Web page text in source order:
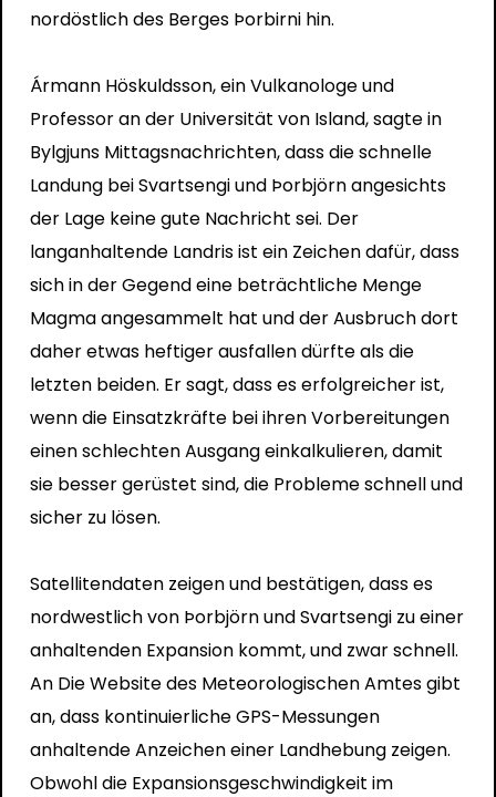
nordöstlich des Berges Þorbirni hin.
Ármann Höskuldsson, ein Vulkanologe und
Professor an der Universität von Island, sagte in
Bylgjuns Mittagsnachrichten, dass die schnelle
Landung bei Svartsengi und Þorbjörn angesichts
der Lage keine gute Nachricht sei. Der
langanhaltende Landris ist ein Zeichen dafür, dass
sich in der Gegend eine beträchtliche Menge
Magma angesammelt hat und der Ausbruch dort
daher etwas heftiger ausfallen dürfte als die
letzten beiden. Er sagt, dass es erfolgreicher ist,
wenn die Einsatzkräfte bei ihren Vorbereitungen
einen schlechten Ausgang einkalkulieren, damit
sie besser gerüstet sind, die Probleme schnell und
sicher zu lösen.
Satellitendaten zeigen und bestätigen, dass es
nordwestlich von Þorbjörn und Svartsengi zu einer
anhaltenden Expansion kommt, und zwar schnell.
An Die Website des Meteorologischen Amtesgibt
an, dass kontinuierliche GPS-Messungen
anhaltende Anzeichen einer Landhebung zeigen.
Obwohl die Expansionsgeschwindigkeit im